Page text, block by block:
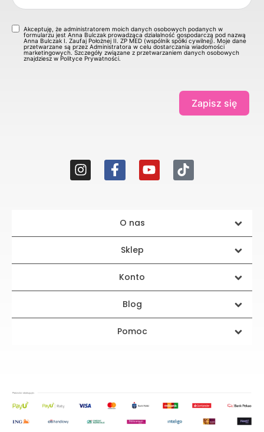
Akceptuję, że administratorem moich danych osobowych podanych w
formularzu jest Anna Bulczak prowadząca działalność gospodarczą pod nazwą
Anna Bulczak I. Zaufaj Położnej II. ZP MED (wspólnik spółki cywilnej). Moje dane
przetwarzane są przez Administratora w celu dostarczania wiadomości
marketingowych. Szczegóły związane z przetwarzaniem danych osobowych
znajdziesz w Polityce Prywatności.
Zapisz się
O nas
Sklep
Konto
Blog
Pomoc